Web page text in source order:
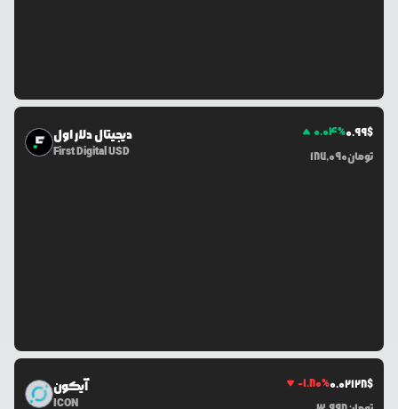
دیجیتال دلار اول
First Digital USD
0.04%0.99$
187,090تومان
آیکون
ICON
-1.80%0.02128$